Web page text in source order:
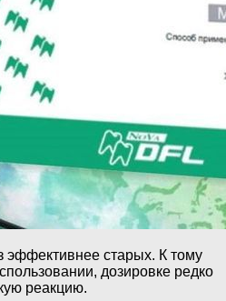
эффективнее старых. К тому
дозировке редко
реакцию.